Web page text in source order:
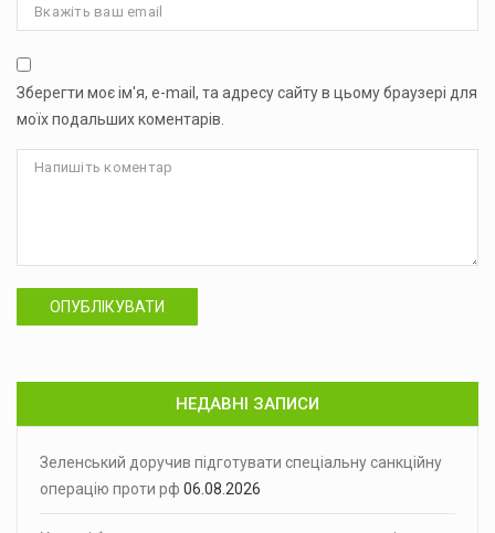
Зберегти моє ім'я, e-mail, та адресу сайту в цьому браузері для
моїх подальших коментарів.
ОПУБЛІКУВАТИ
НЕДАВНІ ЗАПИСИ
Зеленський доручив підготувати спеціальну санкційну
операцію проти рф 06.08.2026